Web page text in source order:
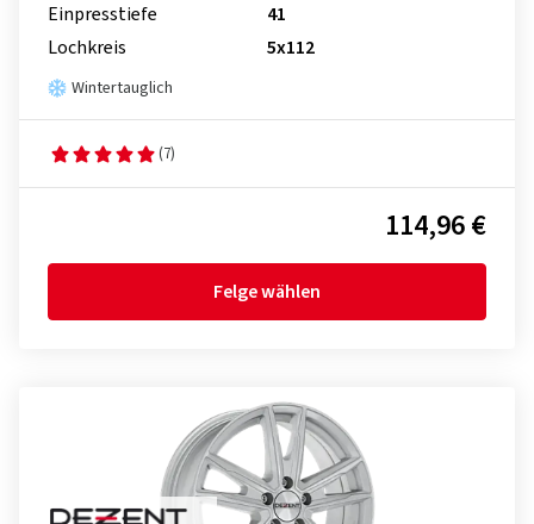
Einpresstiefe
41
Lochkreis
5x112
Wintertauglich
(7)
114,96 €
Felge wählen